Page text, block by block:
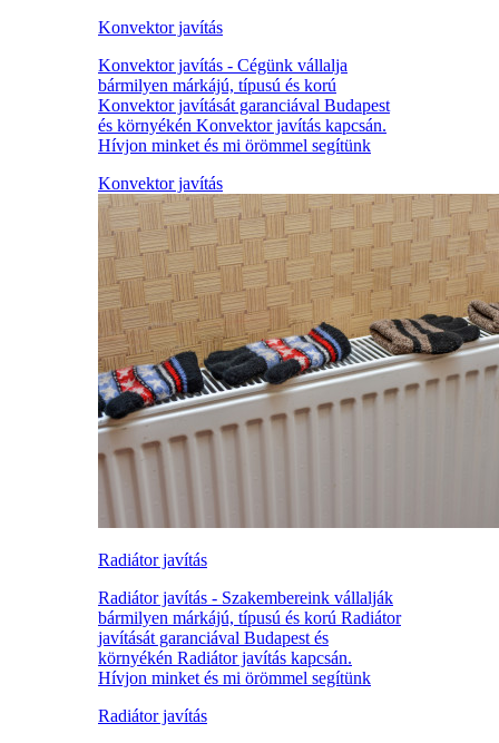
Konvektor javítás
Konvektor javítás - Cégünk vállalja
bármilyen márkájú, típusú és korú
Konvektor javítását garanciával Budapest
és környékén Konvektor javítás kapcsán.
Hívjon minket és mi örömmel segítünk
Konvektor javítás
Radiátor javítás
Radiátor javítás - Szakembereink vállalják
bármilyen márkájú, típusú és korú Radiátor
javítását garanciával Budapest és
környékén Radiátor javítás kapcsán.
Hívjon minket és mi örömmel segítünk
Radiátor javítás